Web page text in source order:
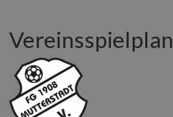
Vereinsspielplan